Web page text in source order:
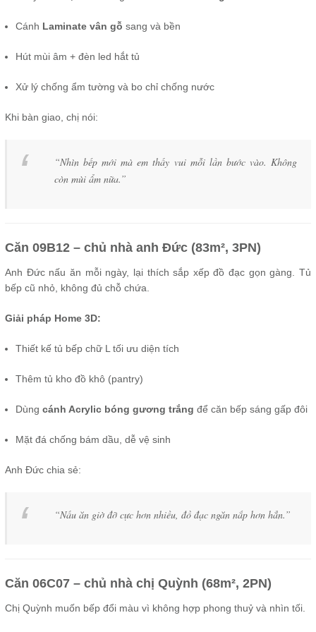
Cánh Laminate vân gỗ sang và bền
Hút mùi âm + đèn led hắt tủ
Xử lý chống ẩm tường và bo chỉ chống nước
Khi bàn giao, chị nói:
“Nhìn bếp mới mà em thấy vui mỗi lần bước vào. Không
còn mùi ẩm nữa.”
Căn 09B12 – chủ nhà anh Đức (83m², 3PN)
Anh Đức nấu ăn mỗi ngày, lại thích sắp xếp đồ đạc gọn gàng. Tủ
bếp cũ nhỏ, không đủ chỗ chứa.
Giải pháp Home 3D:
Thiết kế tủ bếp chữ L tối ưu diện tích
Thêm tủ kho đồ khô (pantry)
Dùng cánh Acrylic bóng gương trắng để căn bếp sáng gấp đôi
Mặt đá chống bám dầu, dễ vệ sinh
Anh Đức chia sẻ:
“Nấu ăn giờ đỡ cực hơn nhiều, đồ đạc ngăn nắp hơn hẳn.”
Căn 06C07 – chủ nhà chị Quỳnh (68m², 2PN)
Chị Quỳnh muốn bếp đổi màu vì không hợp phong thuỷ và nhìn tối.